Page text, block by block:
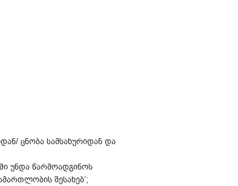
ცნობა სამსახურიდან და
უნდა წარმოადგინოს
შესახებ’;